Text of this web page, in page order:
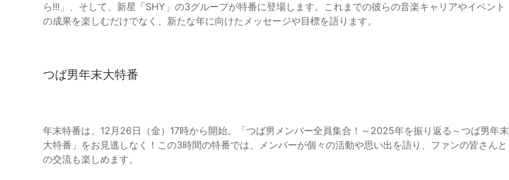
ら!!!」、そして、新星「SHY」の3グループが特番に登場します。これまでの彼らの音楽キャリアやイベント
の成果を楽しむだけでなく、新たな年に向けたメッセージや目標を語ります。
つば男年末大特番
年末特番は、12月26日（金）17時から開始。「つば男メンバー全員集合！～2025年を振り返る～つば男年末
大特番」をお見逃しなく！この3時間の特番では、メンバーが個々の活動や思い出を語り、ファンの皆さんと
の交流も楽しめます。